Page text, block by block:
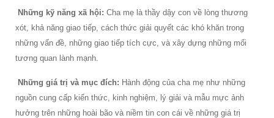
Những kỹ năng xã hội: Cha mẹ là thầy dậy con về lòng thương
xót, khả năng giao tiếp, cách thức giải quyết các khó khăn trong
những vấn đề, những giao tiếp tích cực, và xây dựng những mối
tương quan lành mạnh.
Những giá trị và mục đích: Hành động của cha mẹ như những
nguồn cung cấp kiến thức, kinh nghiệm, lý giải và mẫu mực ảnh
hưởng trên những hoài bão và niềm tin con cái về những giá trị